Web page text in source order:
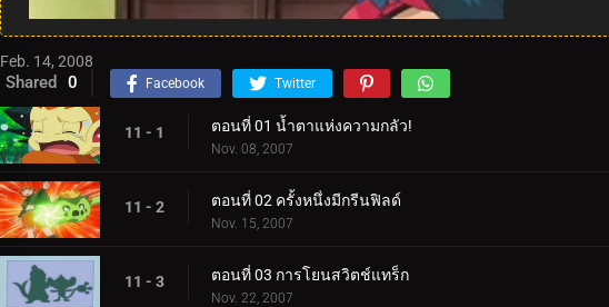
Feb. 14, 2008
Shared 0 Facebook Twitter
11 - 1 ตอนที่ 01 น้ำตาแห่งความกลัว!
Nov. 08, 2007
11 - 2 ตอนที่ 02 ครั้งหนึ่งมีกรีนฟิลด์
Nov. 15, 2007
11 - 3 ตอนที่ 03 การโยนสวิตช์แทร็ก
Nov. 22, 2007